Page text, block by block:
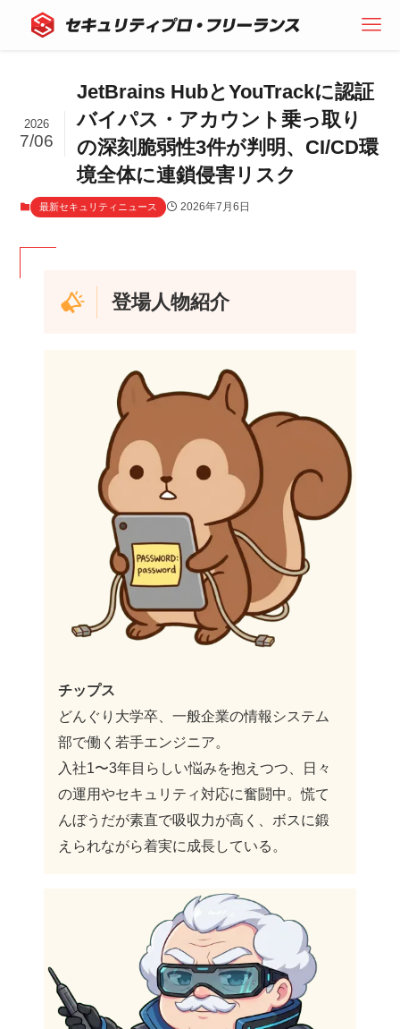
JetBrains HubとYouTrackに認証
バイパス・アカウント乗っ取り
の深刻脆弱性3件が判明、CI/CD環
境全体に連鎖侵害リスク
2026
7/06
最新セキュリティニュース 2026年7月6日
登場人物紹介
チップス
どんぐり大学卒、一般企業の情報システム
部で働く若手エンジニア。
入社1〜3年目らしい悩みを抱えつつ、日々
の運用やセキュリティ対応に奮闘中。慌て
んぼうだが素直で吸収力が高く、ボスに鍛
えられながら着実に成長している。